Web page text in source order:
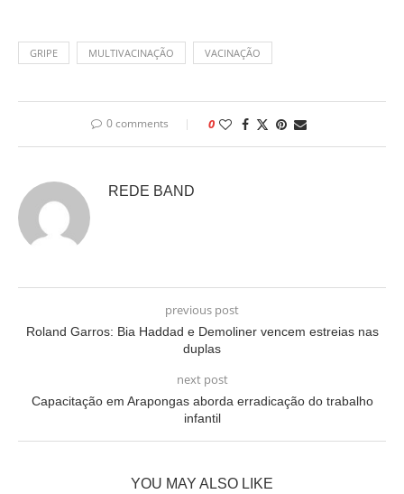
GRIPE MULTIVACINAÇÃO VACINAÇÃO
0 comments 0
REDE BAND
previous post
Roland Garros: Bia Haddad e Demoliner vencem estreias nas
duplas
next post
Capacitação em Arapongas aborda erradicação do trabalho
infantil
YOU MAY ALSO LIKE